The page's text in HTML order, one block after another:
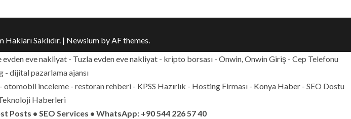
Saklıdır. | Newsium by AF themes.
evden eve nakliyat- Tuzla evden eve nakliyat- kripto borsası - Onwin, Onwin Giriş- Cep Telefonu
- dijital pazarlama ajansı
inceleme - restoran rehberi - KPSS Hazırlık - Hosting Firması - Konya Haber- SEO Dostu
Haberleri
Posts • SEO Services • WhatsApp: +90 544 226 57 40